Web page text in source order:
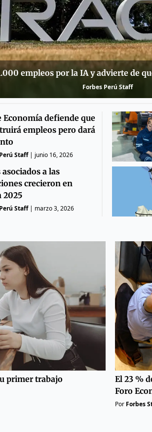
empleos por la IA y advierte de
Forbes Perú Staff
Economía defiende que
empleos pero dará
Staff| junio 16, 2026
a las
crecieron en
2025
Staff| marzo 3, 2026
primer trabajo
El 23 %
Foro
Por Forbes